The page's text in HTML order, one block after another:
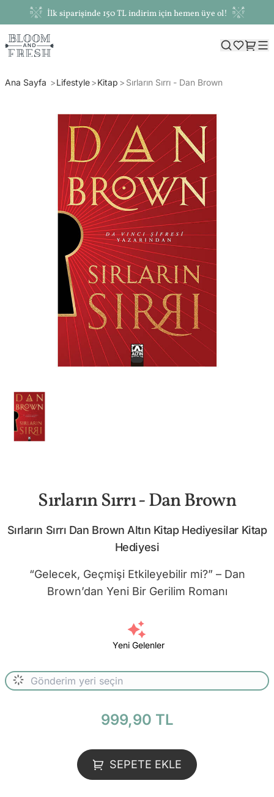
İlk siparişinde 150 TL indirim için hemen üye ol!
Ana Sayfa Lifestyle Kitap Sırların Sırrı - Dan Brown
Sırların Sırrı - Dan Brown
Sırların Sırrı Dan Brown Altın Kitap Hediyesilar Kitap
Hediyesi
“Gelecek, Geçmişi Etkileyebilir mi?” – Dan
Brown’dan Yeni Bir Gerilim Romanı
Yeni Gelenler
999,90 TL
SEPETE EKLE